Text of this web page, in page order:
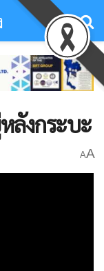
ลังกระบะ
AA